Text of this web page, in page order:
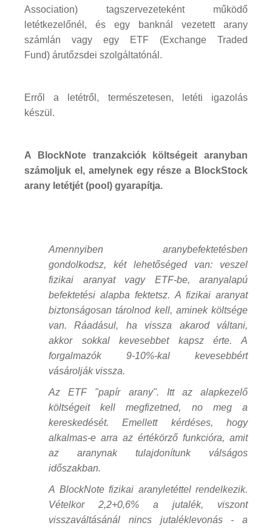
Association) tagszervezeteként működő
letétkezelőnél, és egy banknál vezetett arany
számlán vagy egy ETF (Exchange Traded
Fund) árutőzsdei szolgáltatónál.
Erről a letétről, természetesen, letéti igazolás
készül.
A BlockNote tranzakciók költségeit aranyban
számoljuk el, amelynek egy része a BlockStock
arany letétjét (pool) gyarapítja.
Amennyiben aranybefektetésben
gondolkodsz, két lehetőséged van: veszel
fizikai aranyat vagy ETF-be, aranyalapú
befektetési alapba fektetsz. A fizikai aranyat
biztonságosan tárolnod kell, aminek költsége
van. Ráadásul, ha vissza akarod váltani,
akkor sokkal kevesebbet kapsz érte. A
forgalmazók 9-10%-kal kevesebbért
vásárolják vissza.
Az ETF "papír arany". Itt az alapkezelő
költségeit kell megfizetned, no meg a
kereskedését. Emellett kérdéses, hogy
alkalmas-e arra az értékörző funkcióra, amit
az aranynak tulajdonítunk válságos
időszakban.
A BlockNote fizikai aranyletéttel rendelkezik.
Vételkor 2,2+0,6% a jutalék, viszont
visszaváltásánál nincs jutaléklevonás - a